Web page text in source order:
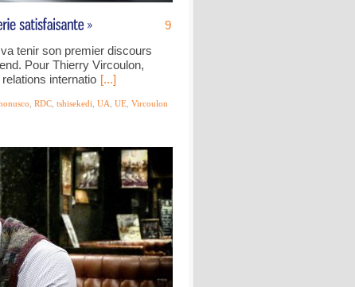
9
tenir son premier discours
Pour Thierry Vircoulon,
internatio [...]
RDC tshisekedi UA UE Vircoulon